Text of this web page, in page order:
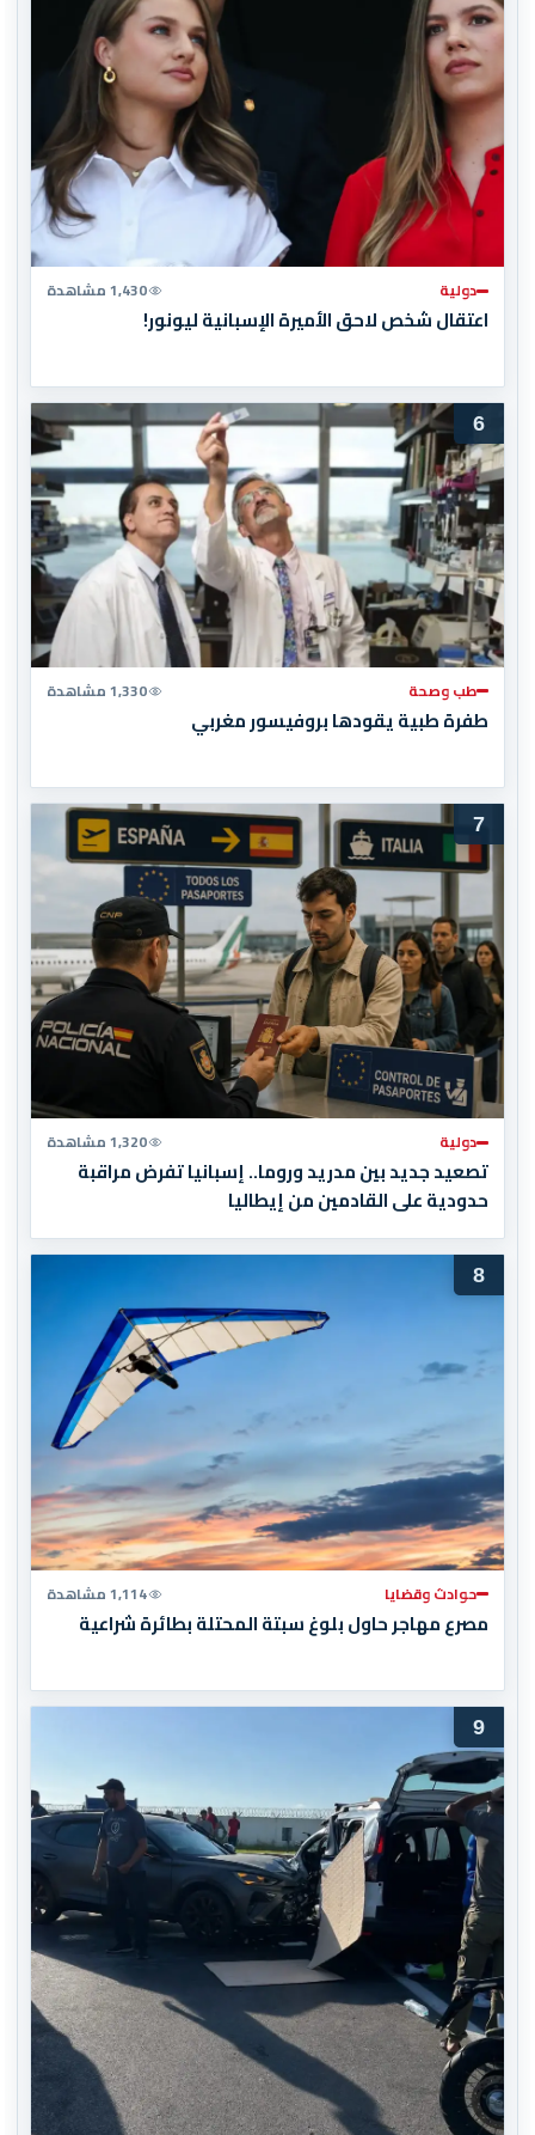
دولية 1,430 مشاهدة
اعتقال شخص لاحق الأميرة الإسبانية ليونور!
6
طب وصحة 1,330 مشاهدة
طفرة طبية يقودها بروفيسور مغربي
7
دولية 1,320 مشاهدة
تصعيد جديد بين مدريد وروما.. إسبانيا تفرض مراقبة
حدودية على القادمين من إيطاليا
8
حوادث وقضايا 1,114 مشاهدة
مصرع مهاجر حاول بلوغ سبتة المحتلة بطائرة شراعية
9